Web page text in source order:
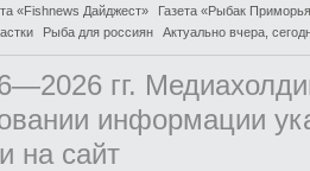
«Fishnews Дайджест»
Газета «Рыбак
Рыба для россиян Актуально вчера,
гг.
информации
на сайт